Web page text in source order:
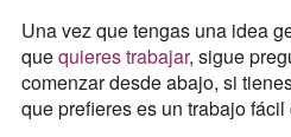
Una vez que tengas una idea
quequieres trabajar, sigue
comenzar desde abajo, si
que prefieres es un trabajo